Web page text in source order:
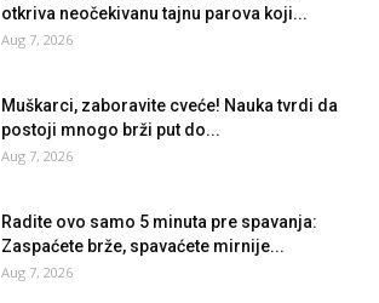
otkriva neočekivanu tajnu parova koji...
Aug 7, 2026
Muškarci, zaboravite cveće! Nauka tvrdi da
postoji mnogo brži put do...
Aug 7, 2026
Radite ovo samo 5 minuta pre spavanja:
Zaspaćete brže, spavaćete mirnije...
Aug 7, 2026